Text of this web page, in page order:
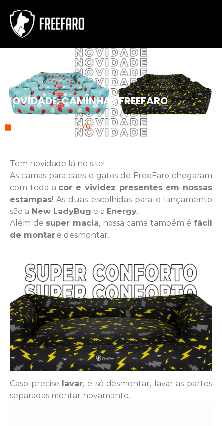
NOVIDADE: CAMINHAS FREEFARO
3:51 pm
Tem novidade lá no site!
As camas para cães e gatos de FreeFaro chegaram
com toda a cor e vividez presentes em nossas
estampas! As duas escolhidas para o lançamento
são a New LadyBug e a Energy.
Além de super macia, nossa cama também é fácil
de montar e desmontar.
Caso precise lavar, é só desmontar, lavar as partes
separadas montar novamente.